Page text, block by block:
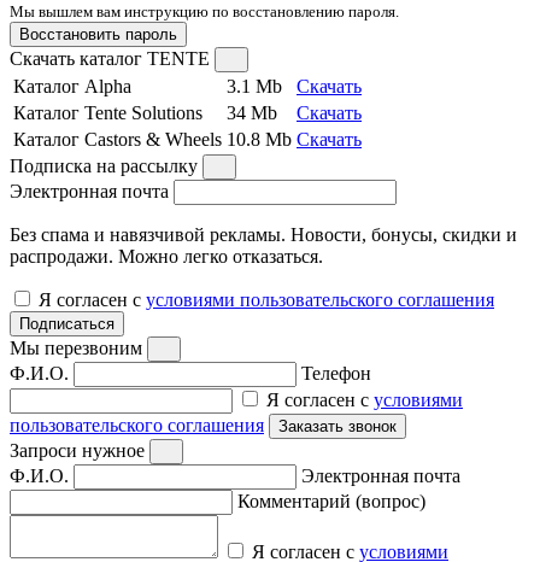
Мы вышлем вам инструкцию по восстановлению пароля.
Восстановить пароль
Скачать каталог TENTE
Каталог Alpha
3.1 Mb
Скачать
Каталог Tente Solutions
34 Mb
Скачать
Каталог Castors & Wheels 10.8 Mb Скачать
Подписка на рассылку
Электронная почта
Без спама и навязчивой рекламы. Новости, бонусы, скидки и
распродажи. Можно легко отказаться.
Я согласен с условиями пользовательского соглашения
Подписаться
Мы перезвоним
Ф.И.О.
Телефон
Я согласен с условиями
пользовательского соглашения
Заказать звонок
Запроси нужное
Ф.И.О.
Электронная почта
Комментарий (вопрос)
Я согласен с условиями